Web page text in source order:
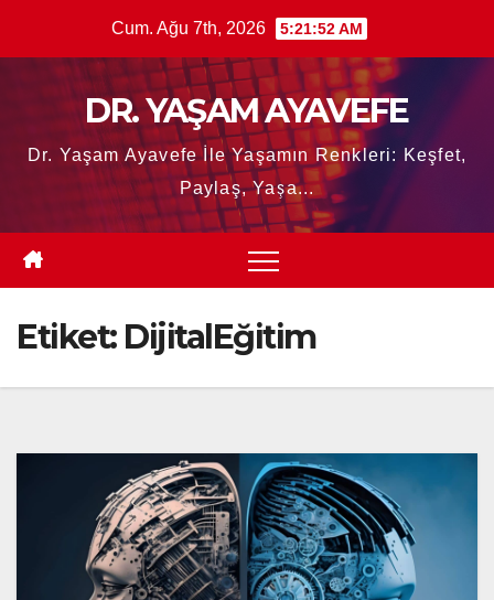
Cum. Ağu 7th, 2026 5:21:53 AM
DR. YAŞAM AYAVEFE
Dr. Yaşam Ayavefe İle Yaşamın Renkleri: Keşfet,
Paylaş, Yaşa...
Etiket: DijitalEğitim